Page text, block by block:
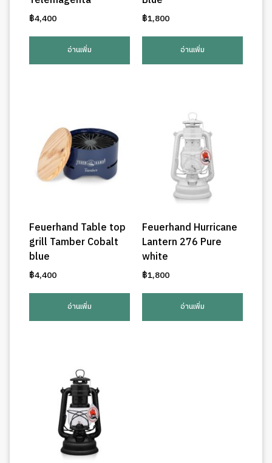
฿4,400
อ่านเพิ่ม
฿1,800
อ่านเพิ่ม
Feuerhand Table top
grill Tamber Cobalt
blue
฿4,400
อ่านเพิ่ม
Feuerhand Hurricane
Lantern 276 Pure
white
฿1,800
อ่านเพิ่ม